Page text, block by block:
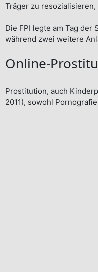
Träger zu
Die FPI legte am Tag der
während zwei weitere
Online-
Prostitution, auch
2011), sowohl